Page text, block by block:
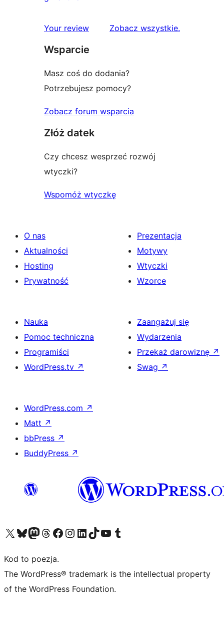
1-
Your review Zobacz wszystkierecenzje
.
Wsparcie
Masz coś do dodania?
Potrzebujesz pomocy?
Zobacz forum wsparcia
Złóż datek
Czy chcesz wesprzeć rozwój
wtyczki?
Wspomóż wtyczkę
O nas
Aktualności
Hosting
Prywatność
Prezentacja
Motywy
Wtyczki
Wzorce
Nauka
Pomoc techniczna
Programiści
WordPress.tv ↗
Zaangażuj się
Wydarzenia
Przekaż darowiznę ↗
Swag ↗
WordPress.com ↗
Matt ↗
bbPress ↗
BuddyPress ↗
Odwiedź nasze konto X (dawniej Twitter)
Odwiedź nasze konto Bluesky
Odwiedź nasze konto na Mastodoncie
Odwiedź naszego Threadsa
Odwiedź naszego Facebooka
Odwiedź nasze konto na Instagramie
Odwiedź nasze konto na LinkedIn
Odwiedź naszego TikToka
Odwiedź nasz kanał YouTube
Odwiedź naszego Tumblra
Kod to poezja.
The WordPress® trademark is the intellectual property
of the WordPress Foundation.